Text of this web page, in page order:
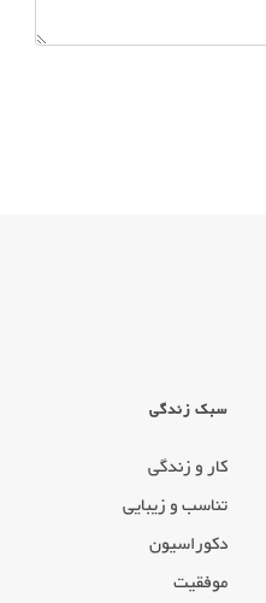
سبک زندگی
کار و زندگی
تناسب و زیبایی
دکوراسیون
موفقیت